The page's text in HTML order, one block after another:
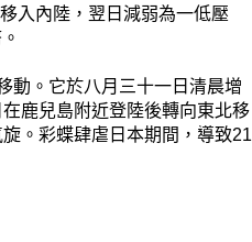
入內陸，翌日減弱為一低壓
動。它於八月三十一日清晨增
鹿兒島附近登陸後轉向東北移
。彩蝶肆虐日本期間，導致21